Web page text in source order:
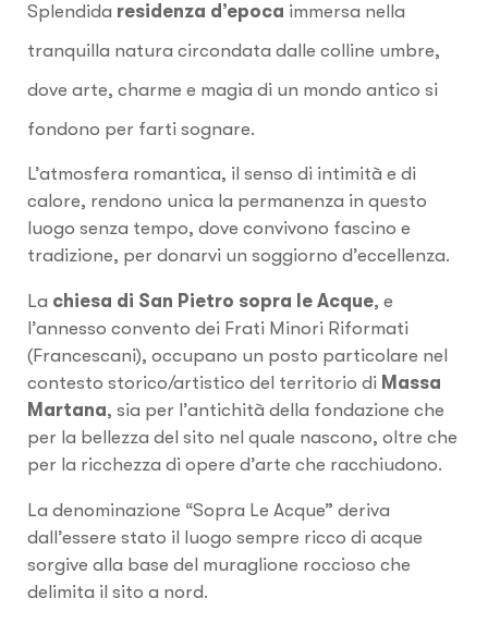
Splendida residenza d’epoca immersa nella
tranquilla natura circondata dalle colline umbre,
dove arte, charme e magia di un mondo antico si
fondono per farti sognare.
L’atmosfera romantica, il senso di intimità e di
calore, rendono unica la permanenza in questo
luogo senza tempo, dove convivono fascino e
tradizione, per donarvi un soggiorno d’eccellenza.
La chiesa di San Pietro sopra le Acque, e
l’annesso convento dei Frati Minori Riformati
(Francescani), occupano un posto particolare nel
contesto storico/artistico del territorio di Massa
Martana, sia per l’antichità della fondazione che
per la bellezza del sito nel quale nascono, oltre che
per la ricchezza di opere d’arte che racchiudono.
La denominazione “Sopra Le Acque” deriva
dall’essere stato il luogo sempre ricco di acque
sorgive alla base del muraglione roccioso che
delimita il sito a nord.